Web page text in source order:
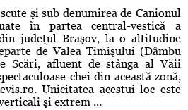
şi sub denumirea de Canionul
în partea central-vestică a
judeţul Braşov, la o altitudine
de Valea Timişului (Dâmbu
Scări, afluent de stânga al Văii
chei din această zonă,
Unicitatea acestui loc este
şi extrem ...